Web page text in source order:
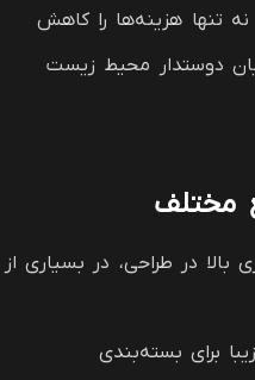
تنها هزینه‌ها را کاهش
دوستدار محیط زیست
مختلف
در طراحی، در بسیاری از
برای بسته‌بندی